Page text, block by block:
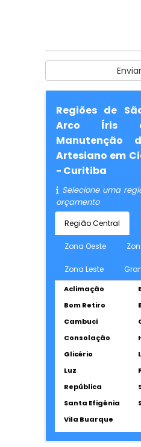
Regiões de
Arco Íris
Manutenção
Artesiano em
- Curitiba
Selecione uma
orçamento
Região Central
Zona Oeste
Zona Leste
Aclimação
Bom Retiro
Cambuci
Consolação
Glicério
Luz
República
Santa Efigênia
Vila Buarque